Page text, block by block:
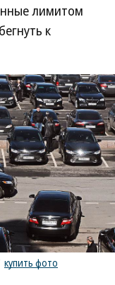
лимитом
к
купить фото